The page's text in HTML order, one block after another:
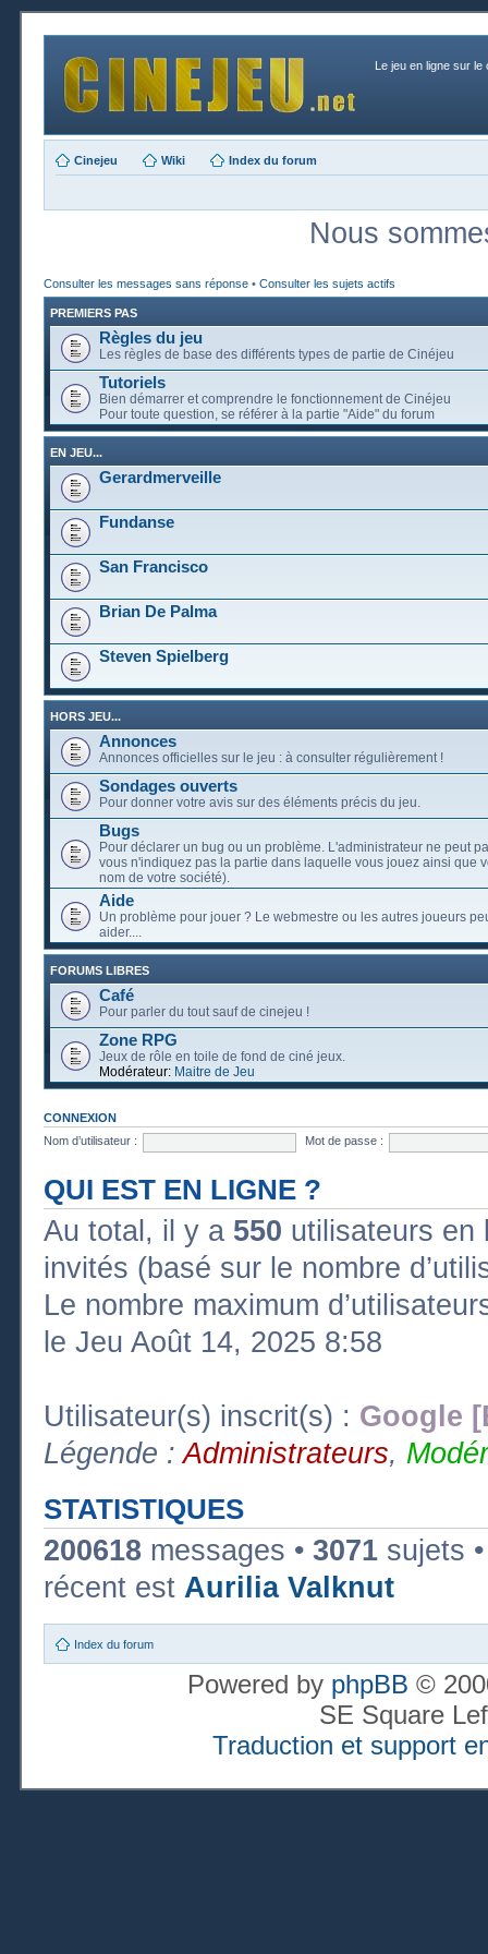
Le jeu en ligne sur le
Cinejeu Wiki Index du forum
Nous
Consulter les messages sans réponse • Consulter les sujets actifs
PREMIERS PAS
Règles du jeu
Les règles de base des différents types de partie de Cinéjeu
Tutoriels
Bien démarrer et comprendre le fonctionnement de Cinéjeu
Pour toute question, se référer à la partie "Aide" du forum
EN JEU...
Gerardmerveille
Fundanse
San Francisco
Brian De Palma
Steven Spielberg
HORS JEU...
Annonces
Annonces officielles sur le jeu : à consulter régulièrement !
Sondages ouverts
Pour donner votre avis sur des éléments précis du jeu.
Bugs
Pour déclarer un bug ou un problème. L'administrateur ne peut
vous n'indiquez pas la partie dans laquelle vous jouez ainsi que
nom de votre société).
Aide
Un problème pour jouer ? Le webmestre ou les autres joueurs
aider....
FORUMS LIBRES
Café
Pour parler du tout sauf de cinejeu !
Zone RPG
Jeux de rôle en toile de fond de ciné jeux.
Modérateur: Maitre de Jeu
CONNEXION
Nom d’utilisateur :
Mot de passe :
QUI EST EN LIGNE ?
Au total, il y a 550 utilisateurs en
invités (basé sur le nombre
Le nombre maximum
le Jeu Août 14, 2025 8:58
Utilisateur(s) inscrit(s) : Google
Légende :Administrateurs,
STATISTIQUES
200618 messages • 3071 sujets
récent est Aurilia Valknut
Index du forum
Powered by phpBB ©
SE Square
Traduction et support